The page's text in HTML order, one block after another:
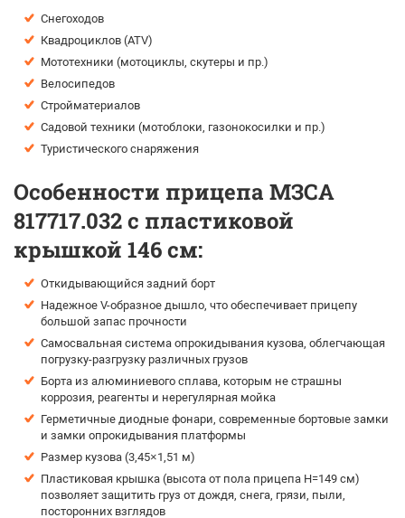
Снегоходов
Квадроциклов (ATV)
Мототехники (мотоциклы, скутеры и пр.)
Велосипедов
Стройматериалов
Садовой техники (мотоблоки, газонокосилки и пр.)
Туристического снаряжения
Особенности прицепа МЗСА
817717.032 с пластиковой
крышкой 146 см:
Откидывающийся задний борт
Надежное V-образное дышло, что обеспечивает прицепу
большой запас прочности
Самосвальная система опрокидывания кузова, облегчающая
погрузку-разгрузку различных грузов
Борта из алюминиевого сплава, которым не страшны
коррозия, реагенты и нерегулярная мойка
Герметичные диодные фонари, современные бортовые замки
и замки опрокидывания платформы
Размер кузова (3,45×1,51 м)
Пластиковая крышка (высота от пола прицепа H=149 см)
позволяет защитить груз от дождя, снега, грязи, пыли,
посторонних взглядов